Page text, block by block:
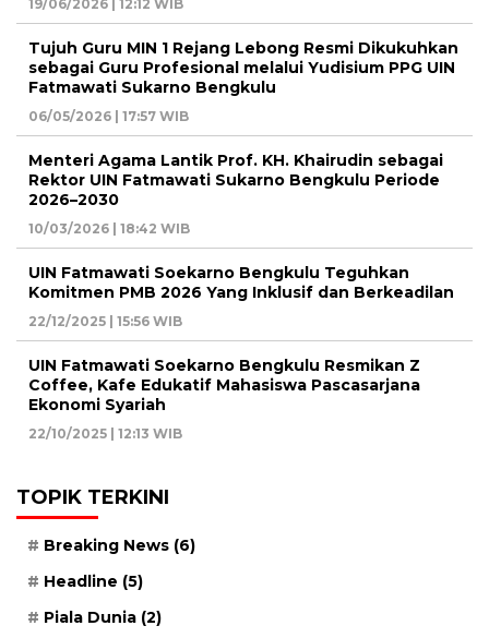
19/06/2026 | 12:12 WIB
Tujuh Guru MIN 1 Rejang Lebong Resmi Dikukuhkan
sebagai Guru Profesional melalui Yudisium PPG UIN
Fatmawati Sukarno Bengkulu
06/05/2026 | 17:57 WIB
Menteri Agama Lantik Prof. KH. Khairudin sebagai
Rektor UIN Fatmawati Sukarno Bengkulu Periode
2026–2030
10/03/2026 | 18:42 WIB
UIN Fatmawati Soekarno Bengkulu Teguhkan
Komitmen PMB 2026 Yang Inklusif dan Berkeadilan
22/12/2025 | 15:56 WIB
UIN Fatmawati Soekarno Bengkulu Resmikan Z
Coffee, Kafe Edukatif Mahasiswa Pascasarjana
Ekonomi Syariah
22/10/2025 | 12:13 WIB
TOPIK TERKINI
Breaking News (6)
Headline (5)
Piala Dunia (2)